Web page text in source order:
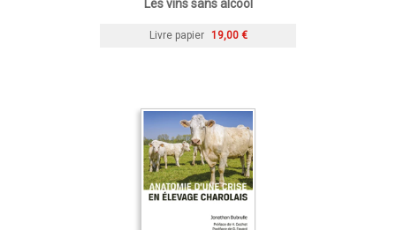
Les vins sans alcool
Livre papier 19,00 €